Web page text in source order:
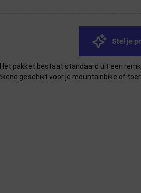
Stel je
pakket bestaat standaard uit een
geschikt voor je mountainbike of